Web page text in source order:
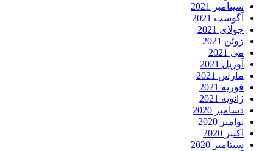
سپتامبر 2021
آگوست 2021
جولای 2021
ژوئن 2021
می 2021
آوریل 2021
مارس 2021
فوریه 2021
ژانویه 2021
دسامبر 2020
نوامبر 2020
اکتبر 2020
سپتامبر 2020